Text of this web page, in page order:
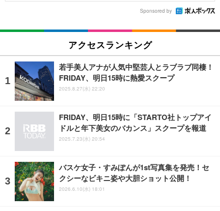
Sponsored by
アクセスランキング
若手美人アナが人気中堅芸人とラブラブ同棲！
FRIDAY、明日15時に熱愛スクープ
2025.8.27(水) 22:20
FRIDAY、明日15時に「STARTO社トップアイ
ドルと年下美女のバカンス」スクープを報道
2025.7.23(水) 20:54
バスケ女子・すみぽんが1st写真集を発売！セ
クシーなビキニ姿や大胆ショット公開！
2026.6.10(水) 18:01